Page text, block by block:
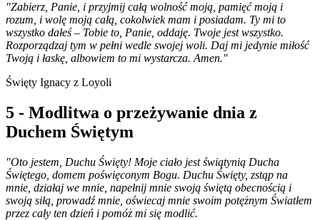
"Zabierz, Panie, i przyjmij całą wolność moją, pamięć moją i
rozum, i wolę moją całą, cokolwiek mam i posiadam. Ty mi to
wszystko dałeś – Tobie to, Panie, oddaję. Twoje jest wszystko.
Rozporządzaj tym w pełni wedle swojej woli. Daj mi jedynie miłość
Twoją i łaskę, albowiem to mi wystarcza. Amen."
Święty Ignacy z Loyoli
5 - Modlitwa o przeżywanie dnia z
Duchem Świętym
"Oto jestem, Duchu Święty! Moje ciało jest świątynią Ducha
Świętego, domem poświęconym Bogu. Duchu Święty, zstąp na
mnie, działaj we mnie, napełnij mnie swoją świętą obecnością i
swoją siłą, prowadź mnie, oświecaj mnie swoim potężnym Światłem
przez cały ten dzień i pomóż mi się modlić.